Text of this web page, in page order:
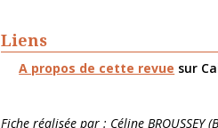
Liens
A propos de cette revue sur
Fiche réalisée par : Céline